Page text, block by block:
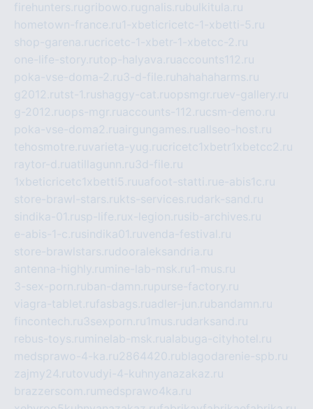
firehunters.rugribowo.rugnalis.rubulkitula.ru
hometown-france.ru1-xbeticricetc-1-xbetti-5.ru
shop-garena.rucricetc-1-xbetr-1-xbetcc-2.ru
one-life-story.rutop-halyava.ruaccounts112.ru
poka-vse-doma-2.ru3-d-file.ru hahahaharms.ru
g2012.rutst-1.rushaggy-cat.ruopsmgr.ruev-gallery.ru
g-2012.ruops-mgr.ruaccounts-112.rucsm-demo.ru
poka-vse-doma2.ruairgungames.ruallseo-host.ru
tehosmotre.ruvarieta-yug.rucricetc1xbetr1xbetcc2.ru
raytor-d.ruatillagunn.ru3d-file.ru
1xbeticricetc1xbetti5.ruuafoot-statti.rue-abis1c.ru
store-brawl-stars.rukts-services.rudark-sand.ru
sindika-01.rusp-life.rux-legion.rusib-archives.ru
e-abis-1-c.rusindika01.ruvenda-festival.ru
store-brawlstars.rudooraleksandria.ru
antenna-highly.ru mine-lab-msk.ru1-mus.ru
3-sex-porn.ruban-damn.rupurse-factory.ru
viagra-tablet.rufasbags.ruadler-jun.rubandamn.ru
fincontech.ru3sexporn.ru1mus.rudarksand.ru
rebus-toys.ru minelab-msk.rualabuga-cityhotel.ru
medsprawo-4-ka.ru2864420.rublagodarenie-spb.ru
zajmy24.rutovudyi-4-kuhnyanazakaz.ru
brazzerscom.ru medsprawo4ka.ru